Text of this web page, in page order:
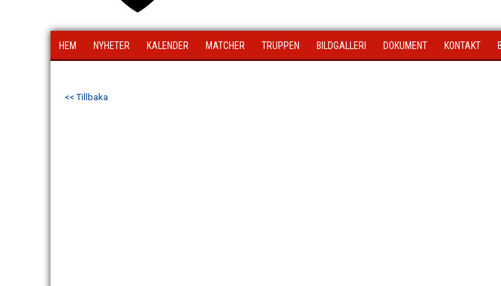
HEM NYHETER KALENDER MATCHER TRUPPEN BILDGALLERI DOKUMENT KONTAKT
<< Tillbaka